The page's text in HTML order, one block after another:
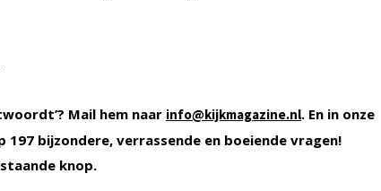
Mail hem naar info@kijkmagazine.nl. En in onze
bijzondere, verrassende en boeiende vragen!
knop.